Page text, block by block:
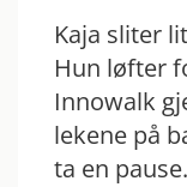
Kaja sliter
Hun løfter
Innowalk
lekene på
ta en pause.